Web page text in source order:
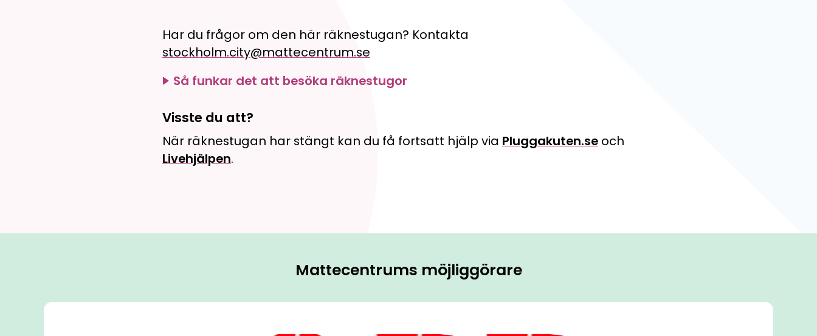
Har du frågor om den här räknestugan? Kontakta
stockholm.city@mattecentrum.se
Så funkar det att besöka räknestugor
Visste du att?
När räknestugan har stängt kan du få fortsatt hjälp via Pluggakuten.se och
Livehjälpen.
Mattecentrums möjliggörare